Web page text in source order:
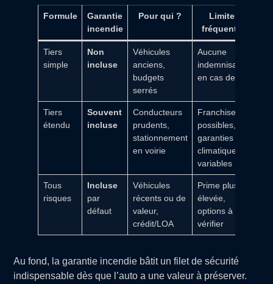
Formule
Garantie
incendie
Pour qui ?
Limites
fréquentes
Tiers
simple
Non
incluse
Véhicules
anciens,
budgets
serrés
Aucune
indemnisation
en cas de feu
Tiers
étendu
Souvent
incluse
Conducteurs
prudents,
stationnement
en voirie
Franchises
possibles,
garanties
climatiques
variables
Tous
risques
Incluse
par
défaut
Véhicules
récents ou de
valeur,
crédit/LOA
Prime plus
élevée,
options à
vérifier
Au fond, la garantie incendie bâtit un filet de sécurité
indispensable dès que l’auto a une valeur à préserver.